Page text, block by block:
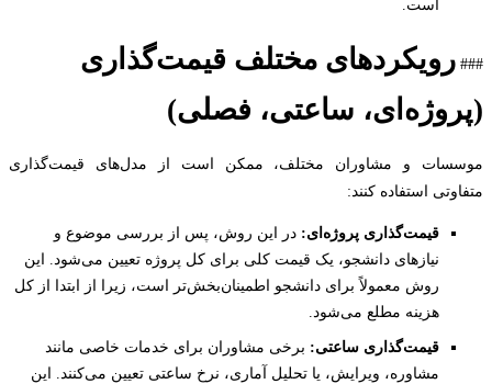
رویکردهای مختلف قیمت‌گذاری
ساعتی، فصلی)
و مشاوران مختلف، ممکن است از مدل‌های قیمت‌گذاری
استفاده کنند:
قیمت‌گذاری پروژه‌ای:در این روش، پس از بررسی موضوع و
نیازهای دانشجو، یک قیمت کلی برای کل پروژه تعیین می‌شود. این
روش معمولاً برای دانشجو اطمینان‌بخش‌تر است، زیرا از ابتدا از کل
هزینه مطلع می‌شود.
قیمت‌گذاری ساعتی:برخی مشاوران برای خدمات خاصی مانند
مشاوره، ویرایش، یا تحلیل آماری، نرخ ساعتی تعیین می‌کنند. این